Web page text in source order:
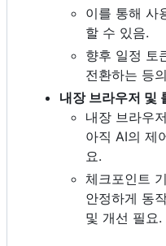
이를 통해 사
할 수 있음.
향후 일정 토
전환하는 등
내장 브라우저 및
내장 브라우
아직 AI의 제
요.
체크포인트
안정하게 동
및 개선 필요.